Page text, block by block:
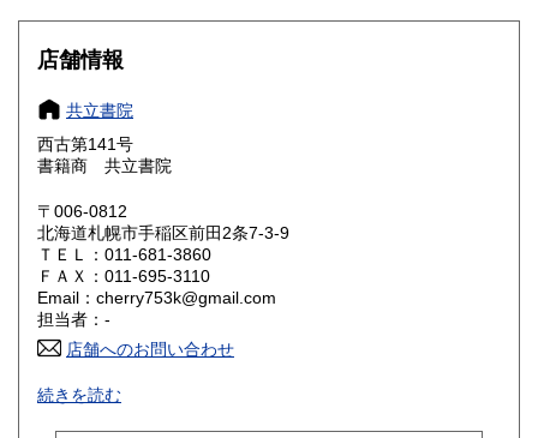
大阪府
奈良県
鳥取県
岡山県
山口県 360円
香川県 360円
高知県 360円
佐賀県
店舗情報
共立書院
西古第141号
書籍商 共立書院
〒006-0812
北海道札幌市手稲区前田2条7-3-9
ＴＥＬ：011-681-3860
ＦＡＸ：011-695-3110
Email：cherry753k@gmail.com
担当者：-
店舗へのお問い合わせ
前金制です。送料は、郵便局を使います。
【除菌・防水梱包を施し、安全(荷物の追跡番号付)・安価な
送料で迅速な発送を心掛けております】
続きを読む